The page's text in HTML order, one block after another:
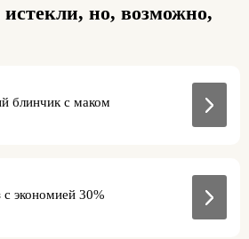
но, возможно,
блинчик с маком
с экономией 30%